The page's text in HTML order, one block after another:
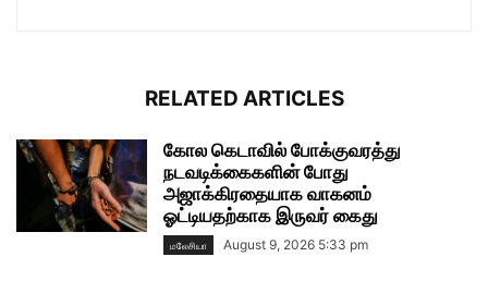
RELATED ARTICLES
கோல கெடாவில் போக்குவரத்து
நடவடிக்கைகளின் போது
அஜாக்கிரதையாக வாகனம்
ஓட்டியதற்காக இருவர் கைது
மலேசியா August 9, 2026 5:33 pm